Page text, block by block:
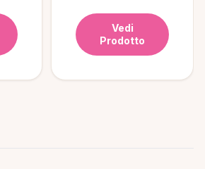
Vedi
Prodotto